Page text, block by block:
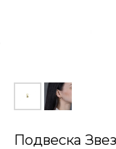
Подвеска